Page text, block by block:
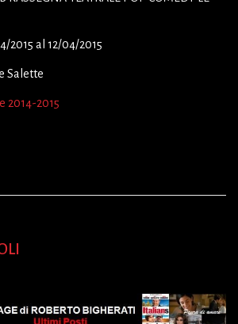
2015 al 12/04/2015
Salette
2014-2015